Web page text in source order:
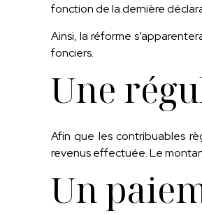
fonction de la dernière
Ainsi, la réforme
fonciers.
Une
Afin que les contribuables
revenus effectuée. Le
Un